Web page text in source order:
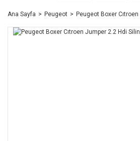
Ana Sayfa Peugeot Peugeot Boxer